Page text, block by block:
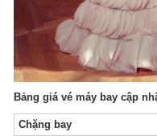
Bảng giá vé máy bay cập
Chặng bay